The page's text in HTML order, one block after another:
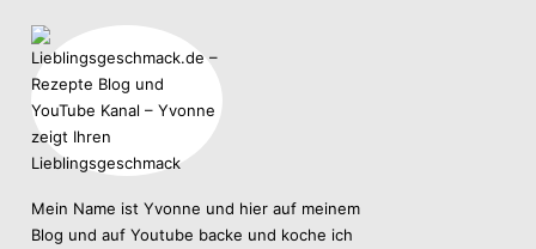
Mein Name ist Yvonne und hier auf meinem
Blog und auf Youtube backe und koche ich